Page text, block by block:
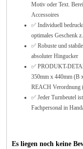
Motiv oder Text.
Accessoires
✅ Individuell
optimales Geschenk
✅ Robuste und
absoluter Hingucker
✅ PRODUKT-
350mm x 440mm (B
REACH Verordnung
✅ Jeder Turnbeutel
Fachpersonal in
Es liegen noch keine